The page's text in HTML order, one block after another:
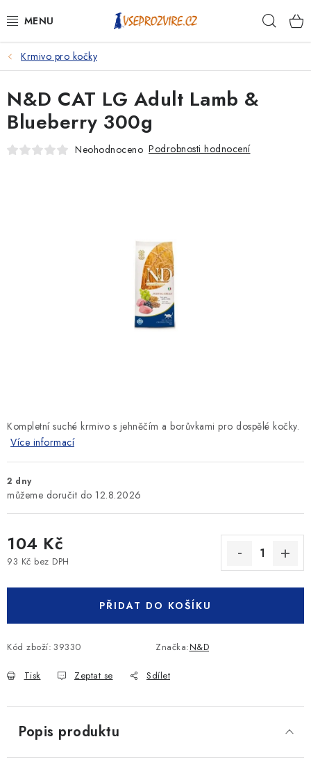
na
PSI
KOČKY
KONĚ
KRÁLÍCI/HLODAVCI/PTÁCI
Krmivo pro kočky
Kompletní suché krmivo s jehněčím a borůvkami pro dospělé kočky.
Více informací
2 dny
12.8.2026
104 Kč
93 Kč bez DPH
PŘIDAT DO KOŠÍKU
Kód zboží: 39330 Značka:N&D
Tisk Zeptat se Sdílet
N&D CAT LG Adult Lamb &
Blueberry 300g
Neohodnoceno Podrobnosti hodnocení
Popis produktu